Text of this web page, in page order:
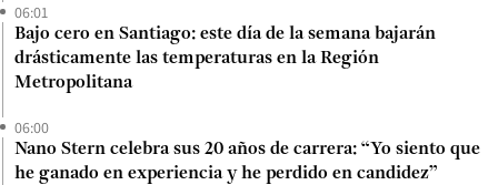
06:01
Bajo cero en Santiago: este día de la semana bajarán
drásticamente las temperaturas en la Región
Metropolitana
06:00
Nano Stern celebra sus 20 años de carrera: “Yo siento que
he ganado en experiencia y he perdido en candidez”